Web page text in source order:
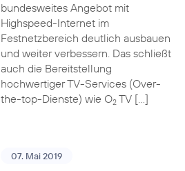
bundesweites Angebot mit
Highspeed-Internet im
Festnetzbereich deutlich ausbauen
und weiter verbessern. Das schließt
auch die Bereitstellung
hochwertiger TV-Services (Over-
the-top-Dienste) wie O2TV […]
07. Mai 2019